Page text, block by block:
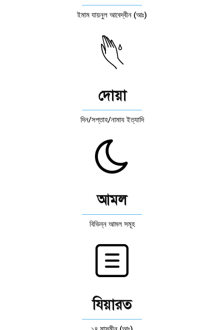
ইমাম যায়নুল আবেদ্বীন (আঃ)
দোয়া
দিন/সপ্তাহ/নামায ইত্যাদি
আমল
বিভিন্ন আমল সমূহ
যিয়ারত